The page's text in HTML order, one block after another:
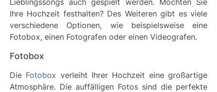
Ihre Hochzeit festhalten? Des Weiteren gibt es viele
verschiedene Optionen, wie beispielsweise eine
Fotobox, einen Fotografen oder einen Videografen.
Fotobox
Die Fotobox verleiht Ihrer Hochzeit eine großartige
Atmosphäre. Die auffälligen Fotos sind die perfekte